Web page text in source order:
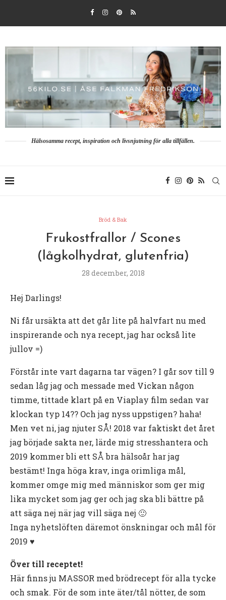
Hälsosamma recept, inspiration och livsnjutning för alla tillfällen.
Bröd & Bak
Frukostfrallor / Scones
(lågkolhydrat, glutenfria)
28 december, 2018
Hej Darlings!
Ni får ursäkta att det går lite på halvfart nu med
inspirerande och nya recept, jag har också lite
jullov =)
Förstår inte vart dagarna tar vägen? I går sov till 9
sedan låg jag och messade med Vickan någon
timme, tittade klart på en Viaplay film sedan var
klockan typ 14?? Och jag nyss uppstigen? haha!
Men vet ni, jag njuter SÅ! 2018 var faktiskt det året
jag började sakta ner, lärde mig stresshantera och
2019 kommer bli ett SÅ bra hälsoår har jag
bestämt! Inga höga krav, inga orimliga mål,
kommer omge mig med människor som ger mig
lika mycket som jag ger och jag ska bli bättre på
att säga nej när jag vill säga nej 🙂
Inga nyhetslöften däremot önskningar och mål för
2019 ♥️
Över till receptet!
Här finns ju MASSOR med brödrecept för alla tycke
och smak. För de som inte äter/tål nötter, de som